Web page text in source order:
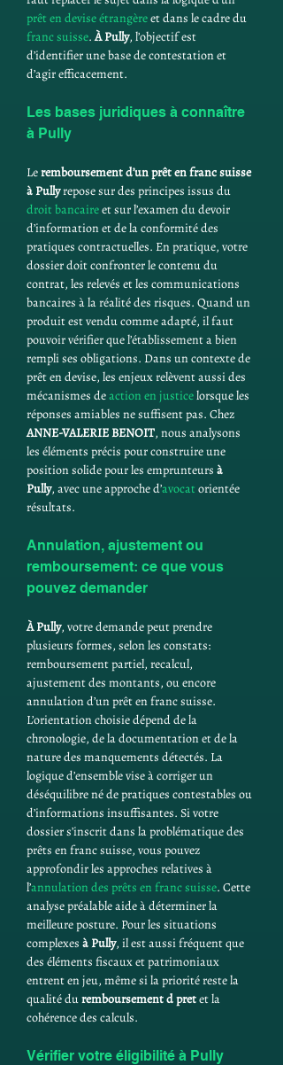
prêt en devise étrangère et dans le cadre du
franc suisse. À Pully, l’objectif est
d’identifier une base de contestation et
d’agir efficacement.
Les bases juridiques à connaître
à Pully
Le remboursement d’un prêt en franc suisse
à Pully repose sur des principes issus du
droit bancaire et sur l’examen du devoir
d’information et de la conformité des
pratiques contractuelles. En pratique, votre
dossier doit confronter le contenu du
contrat, les relevés et les communications
bancaires à la réalité des risques. Quand un
produit est vendu comme adapté, il faut
pouvoir vérifier que l’établissement a bien
rempli ses obligations. Dans un contexte de
prêt en devise, les enjeux relèvent aussi des
mécanismes de action en justice lorsque les
réponses amiables ne suffisent pas. Chez
ANNE-VALERIE BENOIT, nous analysons
les éléments précis pour construire une
position solide pour les emprunteurs à
Pully, avec une approche d’avocat orientée
résultats.
Annulation, ajustement ou
remboursement: ce que vous
pouvez demander
À Pully, votre demande peut prendre
plusieurs formes, selon les constats:
remboursement partiel, recalcul,
ajustement des montants, ou encore
annulation d’un prêt en franc suisse.
L’orientation choisie dépend de la
chronologie, de la documentation et de la
nature des manquements détectés. La
logique d’ensemble vise à corriger un
déséquilibre né de pratiques contestables ou
d’informations insuffisantes. Si votre
dossier s’inscrit dans la problématique des
prêts en franc suisse, vous pouvez
approfondir les approches relatives à
l’annulation des prêts en franc suisse. Cette
analyse préalable aide à déterminer la
meilleure posture. Pour les situations
complexes à Pully, il est aussi fréquent que
des éléments fiscaux et patrimoniaux
entrent en jeu, même si la priorité reste la
qualité du remboursement d pret et la
cohérence des calculs.
Vérifier votre éligibilité à Pully